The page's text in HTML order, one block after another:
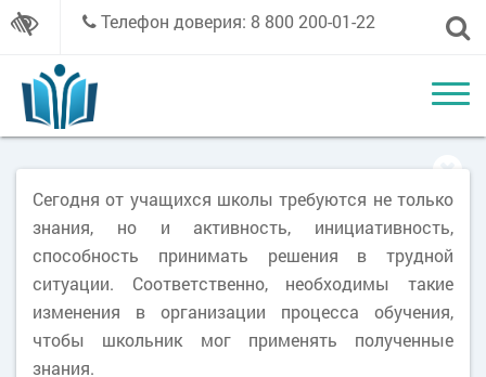
Телефон доверия: 8 800 200-01-22
Сегодня от учащихся школы требуются не только
знания, но и активность, инициативность,
способность принимать решения в трудной
ситуации. Соответственно, необходимы такие
изменения в организации процесса обучения,
чтобы школьник мог применять полученные
знания.